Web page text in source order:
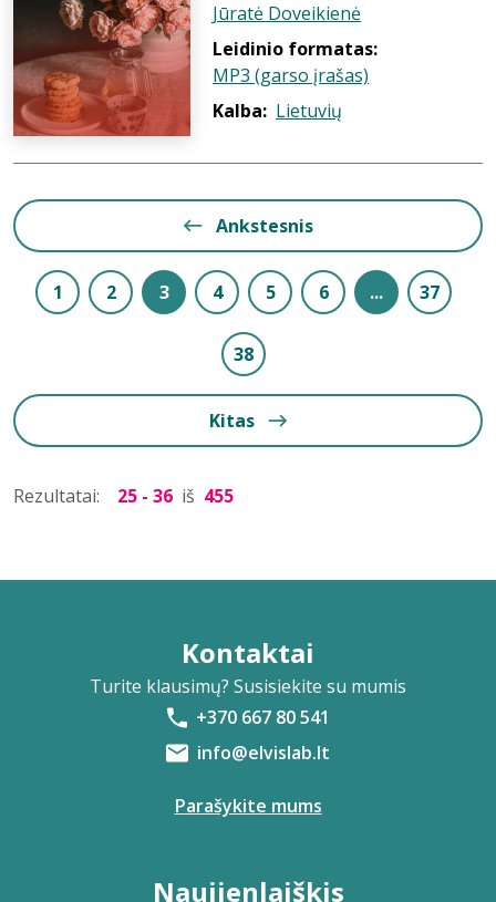
Jūratė Doveikienė
Leidinio formatas:
MP3 (garso įrašas)
Kalba: Lietuvių
Ankstesnis
1 2 3 4 5 6 ... 37
38
Kitas
Rezultatai: 25 - 36 iš 455
Kontaktai
Turite klausimų? Susisiekite su mumis
+370 667 80 541
info@elvislab.lt
Parašykite mums
Naujienlaiškis